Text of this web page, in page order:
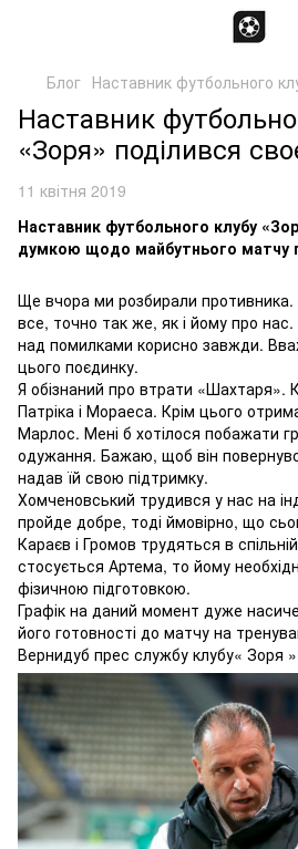
Блог Наставник футбольного
Наставник
«Зоря» поділився
11 квітня 2019
Наставник футбольного клубу
думкою щодо майбутнього матчу
Ще вчора ми розбирали противника.
все, точно так же, як і йому про
над помилками корисно завжди.
цього поєдинку.
Я обізнаний про втрати «Шахтаря».
Патріка і Мораеса. Крім цього
Марлос. Мені б хотілося побажати
одужання. Бажаю, щоб він
надав їй свою підтримку.
Хомченовський трудився у нас на
пройде добре, тоді ймовірно, що
Караєв і Громов трудяться в
стосується Артема, то йому
фізичною підготовкою.
Графік на даний момент дуже
його готовності до матчу на
Вернидуб прес службу клубу« Зоря